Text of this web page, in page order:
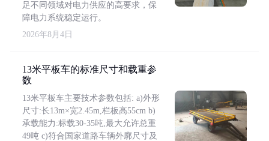
足不同领域对电力供应的高要求，保
障电力系统稳定运行。
2026年8月4日
13米平板车的标准尺寸和载重参
数
13米平板车主要技术参数包括: a)外形
尺寸:长13m×宽2.45m,栏板高55cm b)
承载能力:标载30-35吨,最大允许总重
49吨 c)符合国家道路车辆外廓尺寸及